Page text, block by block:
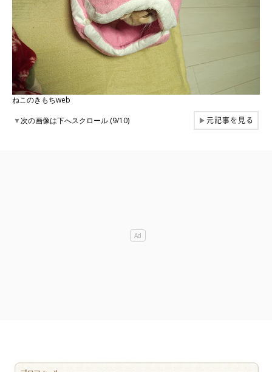
ねこのきもちweb
▼次の画像は下へスクロール (9/10) ▶元記事を見る